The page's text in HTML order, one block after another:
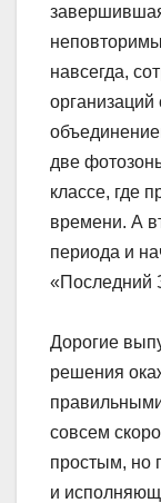
навсегда,
две
классе, где
времени. А
периода и
«Последний
Дорогие
решения
совсем
простым, но
и